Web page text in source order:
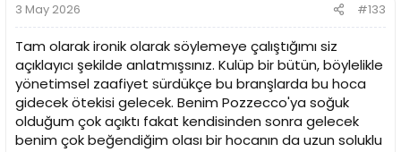
3 May 2026 #133
Tam olarak ironik olarak söylemeye çalıştığımı siz
açıklayıcı şekilde anlatmışsınız. Kulüp bir bütün, böylelikle
yönetimsel zaafiyet sürdükçe bu branşlarda bu hoca
gidecek ötekisi gelecek. Benim Pozzecco'ya soğuk
olduğum çok açıktı fakat kendisinden sonra gelecek
benim çok beğendiğim olası bir hocanın da uzun soluklu